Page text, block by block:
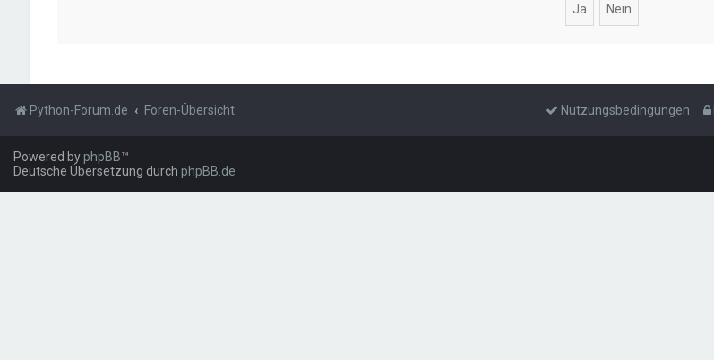
Python-Forum.de Foren-Übersicht Nutzungsbedingungen
Powered byphpBB™
Deutsche Übersetzung durch phpBB.de